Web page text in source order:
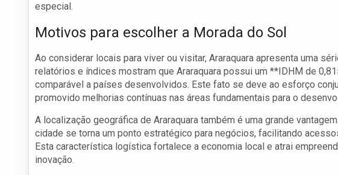
especial.
Motivos para escolher a Morada do Sol
Ao considerar locais para viver ou visitar, Araraquara apresenta uma
relatórios e índices mostram que Araraquara possui um **IDHM de
comparável a países desenvolvidos. Este fato se deve ao esforço
promovido melhorias contínuas nas áreas fundamentais para o
A localização geográfica de Araraquara também é uma grande
cidade se torna um ponto estratégico para negócios, facilitando
Esta característica logística fortalece a economia local e atrai
inovação.